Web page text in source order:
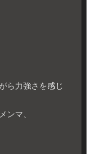
ら力強さを感じ
ンマ、